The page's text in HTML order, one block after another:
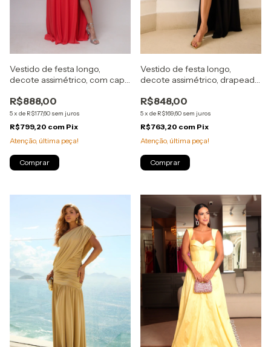
Vestido de festa longo,
decote assimétrico, com capa
R$888,00
5x de R$177,60 sem juros
R$799,20 com Pix
Atenção, última peça!
Comprar
Vestido de festa longo,
decote assimétrico, drapeado
R$848,00
5x de R$169,60 sem juros
R$763,20 com Pix
Atenção, última peça!
Comprar